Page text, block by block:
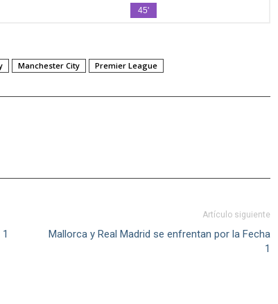
Manchester City Premier League
Artículo siguiente
Mallorca y Real Madrid se enfrentan por la Fecha
1